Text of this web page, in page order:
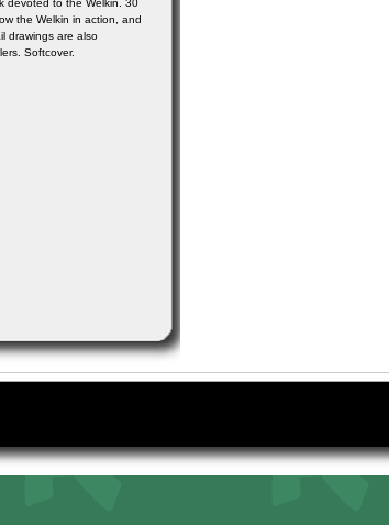
devoted to the Welkin. 30
the Welkin in action, and
drawings are also
Softcover.